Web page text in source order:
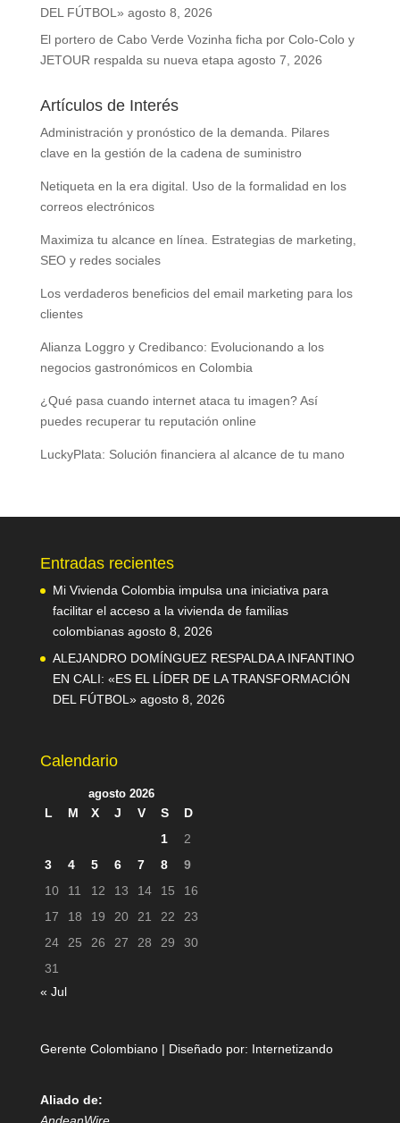
DEL FÚTBOL» agosto 8, 2026
El portero de Cabo Verde Vozinha ficha por Colo-Colo y
JETOUR respalda su nueva etapa agosto 7, 2026
Artículos de Interés
Administración y pronóstico de la demanda. Pilares
clave en la gestión de la cadena de suministro
Netiqueta en la era digital. Uso de la formalidad en los
correos electrónicos
Maximiza tu alcance en línea. Estrategias de marketing,
SEO y redes sociales
Los verdaderos beneficios del email marketing para los
clientes
Alianza Loggro y Credibanco: Evolucionando a los
negocios gastronómicos en Colombia
¿Qué pasa cuando internet ataca tu imagen? Así
puedes recuperar tu reputación online
LuckyPlata: Solución financiera al alcance de tu mano
Entradas recientes
Mi Vivienda Colombia impulsa una iniciativa para
facilitar el acceso a la vivienda de familias
colombianas agosto 8, 2026
ALEJANDRO DOMÍNGUEZ RESPALDA A INFANTINO
EN CALI: «ES EL LÍDER DE LA TRANSFORMACIÓN
DEL FÚTBOL» agosto 8, 2026
Calendario
agosto 2026
L M X J V S
D
1
2
3
4 5 6 7 8
9
10
11 12 13 14 15
16
17
18 19 20 21 22
23
24
25 26 27 28 29
30
31
« Jul
Gerente Colombiano | Diseñado por: Internetizando
Aliado de: